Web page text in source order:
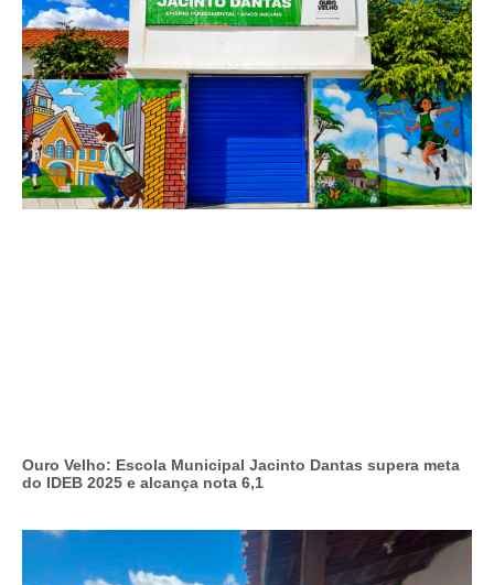
Ouro Velho: Escola Municipal Jacinto Dantas supera meta
do IDEB 2025 e alcança nota 6,1